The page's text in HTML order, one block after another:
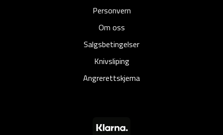
Personvern
Om oss
Salgsbetingelser
Knivsliping
Angrerettskjema